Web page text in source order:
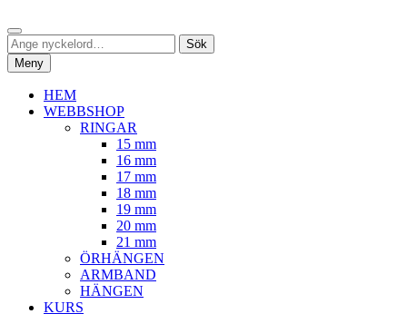
Hoppa
till
innehåll
Sök
Sök
efter:
Sök
Meny
HEM
WEBBSHOP
RINGAR
15 mm
16 mm
17 mm
18 mm
19 mm
20 mm
21 mm
ÖRHÄNGEN
ARMBAND
HÄNGEN
KURS